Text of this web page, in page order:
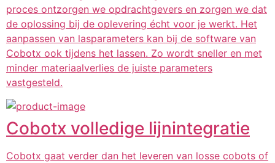
proces ontzorgen we opdrachtgevers en zorgen we dat
de oplossing bij de oplevering écht voor je werkt. Het
aanpassen van lasparameters kan bij de software van
Cobotx ook tijdens het lassen. Zo wordt sneller en met
minder materiaalverlies de juiste parameters
vastgesteld.
Cobotx volledige lijnintegratie
Cobotx gaat verder dan het leveren van losse cobots of